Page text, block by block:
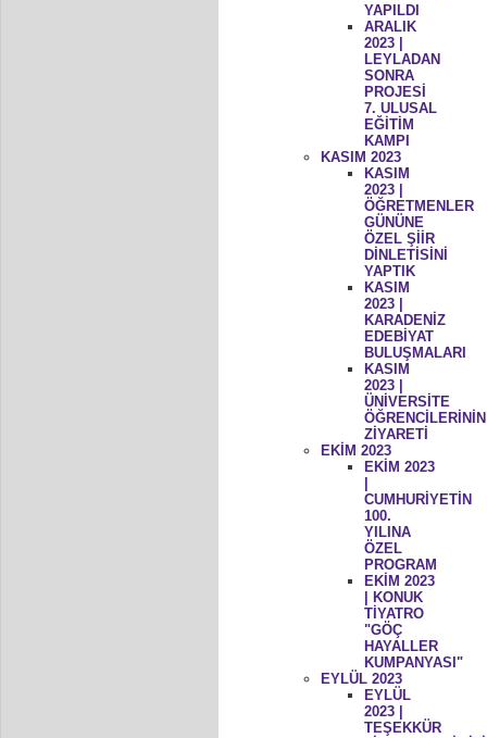
YAPILDI
ARALIK
2023 |
LEYLADAN
SONRA
PROJESİ
7. ULUSAL
EĞİTİM
KAMPI
KASIM 2023
KASIM
2023 |
ÖĞRETMENLER
GÜNÜNE
ÖZEL ŞİİR
DİNLETİSİNİ
YAPTIK
KASIM
2023 |
KARADENİZ
EDEBİYAT
BULUŞMALARI
KASIM
2023 |
ÜNİVERSİTE
ÖĞRENCİLERİNİN
ZİYARETİ
EKİM 2023
EKİM 2023
CUMHURİYETİN
100.
YILINA
ÖZEL
PROGRAM
EKİM 2023
| KONUK
TİYATRO
"GÖÇ
HAYALLER
KUMPANYASI"
EYLÜL 2023
EYLÜL
2023 |
TEŞEKKÜR